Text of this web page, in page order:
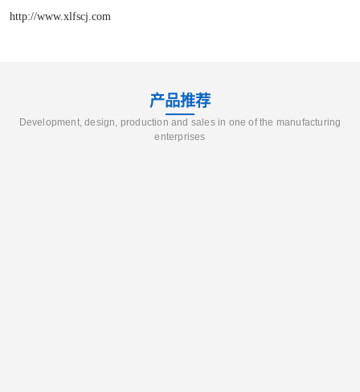
http://www.xlfscj.com
产品推荐
Development, design, production and sales in one of the manufacturing
enterprises